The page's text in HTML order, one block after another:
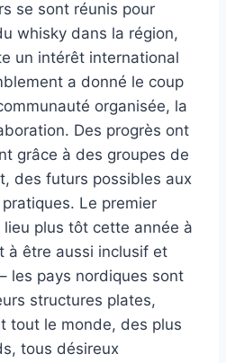
se sont réunis pour
whisky dans la région,
un intérêt international
a donné le coup
organisée, la
Des progrès ont
grâce à des groupes de
des futurs possibles aux
Le premier
plus tôt cette année à
à être aussi inclusif et
les pays nordiques sont
structures plates,
tout le monde, des plus
tous désireux